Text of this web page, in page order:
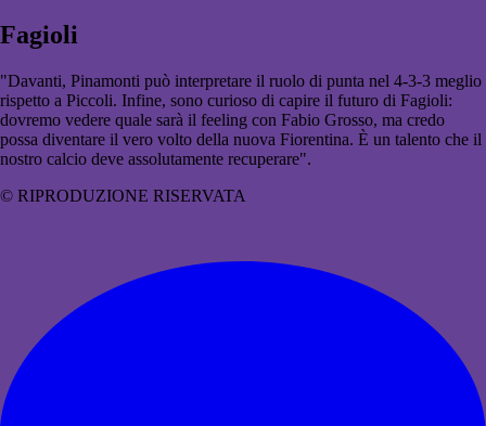
Fagioli
"Davanti, Pinamonti può interpretare il ruolo di punta nel 4-3-3 meglio
rispetto a Piccoli. Infine, sono curioso di capire il futuro di Fagioli:
dovremo vedere quale sarà il feeling con Fabio Grosso, ma credo
possa diventare il vero volto della nuova Fiorentina. È un talento che il
nostro calcio deve assolutamente recuperare".
© RIPRODUZIONE RISERVATA